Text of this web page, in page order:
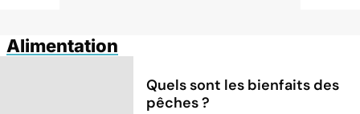
Alimentation
Quels sont les bienfaits des
pêches ?